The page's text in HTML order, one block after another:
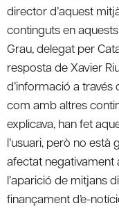
director d’aquest
continguts en
Grau, delegat per
resposta de Xavier
d’informació a través
com amb altres
explicava, han fet
l’usuari, però no està
afectat negativament
l’aparició de mitjans
finançament d’e-